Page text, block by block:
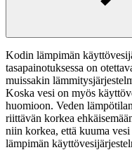
Kodin lämpimän
tasapainotuksessa on
muissakin
Koska vesi on myös
huomioon. Veden
riittävän korkea
niin korkea, että kuuma
lämpimän